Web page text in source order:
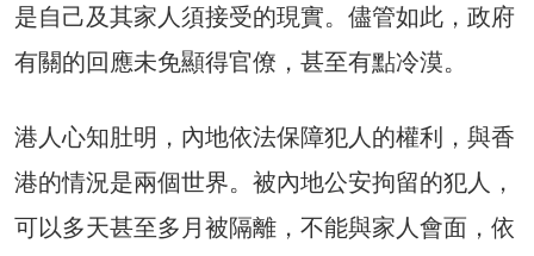
是自己及其家人須接受的現實。儘管如此，政府
有關的回應未免顯得官僚，甚至有點冷漠。
港人心知肚明，內地依法保障犯人的權利，與香
港的情況是兩個世界。被內地公安拘留的犯人，
可以多天甚至多月被隔離，不能與家人會面，依